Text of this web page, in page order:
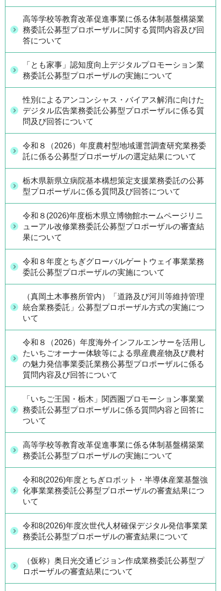
高等学校等教育改革促進事業に係る体制基盤構築業
務委託公募型プロポーザルに関する質問内容及び回
答について
「とも家事」認知度向上デジタルプロモーション業
務委託公募型プロポーザルの実施について
性別によるアンコンシャス・バイアス解消に向けた
デジタル広告業務委託公募型プロポーザルに係る質
問及び回答について
令和８（2026）年度農村型地域運営調査研究業務委
託に係る公募型プロポーザルの選定結果について
栃木県新県立病院基本構想策定支援業務委託の公募
型プロポーザルに係る質問及び回答について
令和８(2026)年度栃木県立博物館ホームページリニ
ューアル改修業務委託公募型プロポーザルの審査結
果について
令和８年度とちぎグローバルゲートウェイ事業業務
委託公募型プロポーザルの実施について
（真岡土木事務所管内）「道路及び河川等維持管理
統合業務委託」公募型プロポーザル方式の実施につ
いて
令和８（2026）年度海外インフルエンサーを活用し
たいちごオーナー体験等による県産農産物及び農村
の魅力発信事業委託業務公募型プロポーザルに係る
質問内容及び回答について
「いちご王国・栃木」関西圏プロモーション事業業
務委託公募型プロポーザルに係る質問内容と回答に
ついて
高等学校等教育改革促進事業に係る体制基盤構築業
務委託公募型プロポーザルの実施について
令和8(2026)年度とちぎロボット・半導体産業基盤強
化事業業務委託公募型プロポーザルの審査結果につ
いて
令和8(2026)年度次世代人材確保デジタル発信事業業
務委託公募型プロポーザルの審査結果について
（仮称）奥日光交通ビジョン作成業務委託公募型プ
ロポーザルの審査結果について